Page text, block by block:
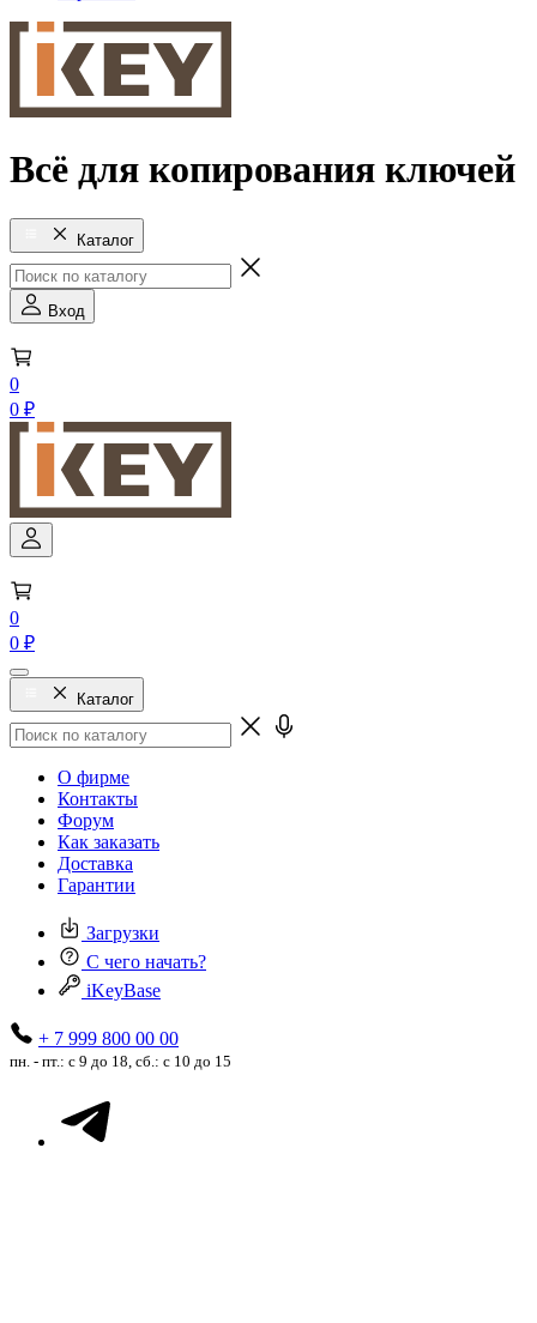
Всё для копирования ключей
Каталог
Вход
0
0 ₽
0
0 ₽
Каталог
О фирме
Контакты
Форум
Как заказать
Доставка
Гарантии
Загрузки
С чего начать?
iKeyBase
+ 7 999 800 00 00
пн. - пт.: с 9 до 18, сб.: с 10 до 15